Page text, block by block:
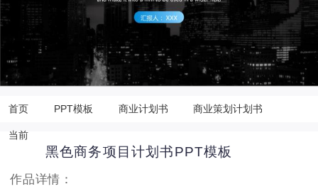
首页 PPT模板 商业计划书 商业策划计划书
当前
黑色商务项目计划书PPT模板
作品详情：